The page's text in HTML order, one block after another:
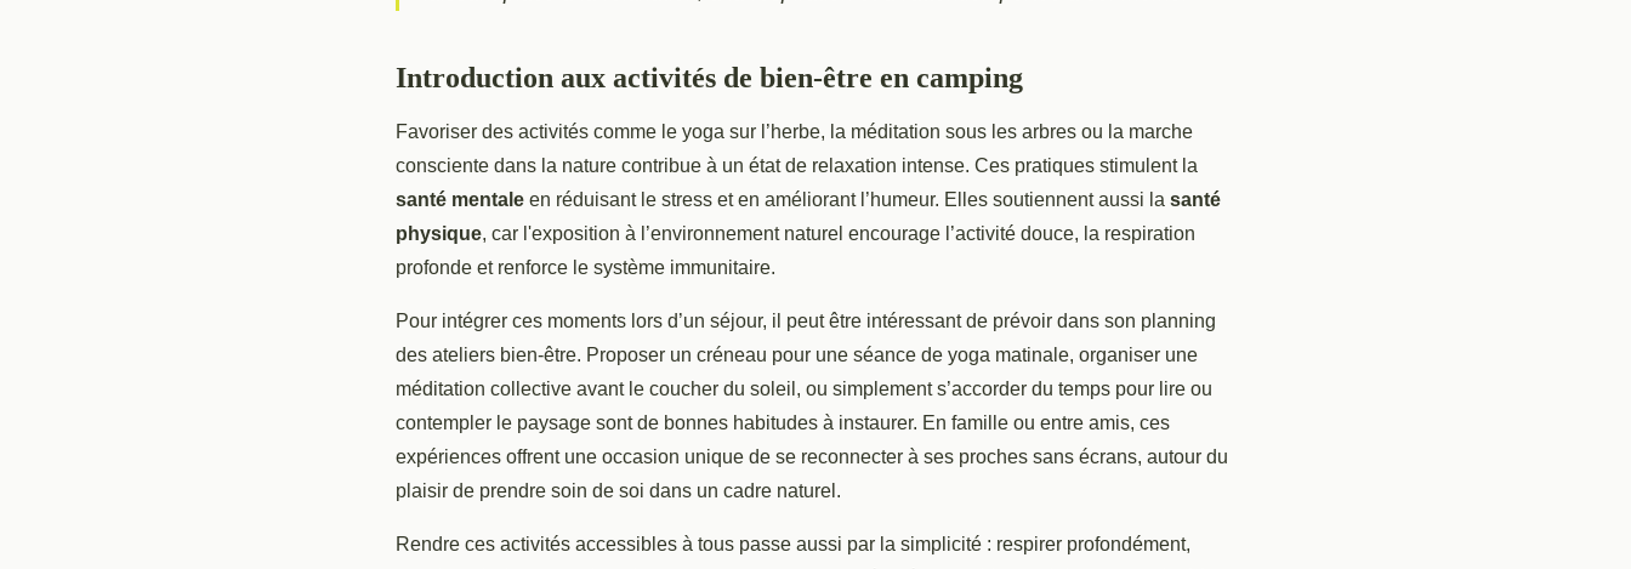
Introduction aux activités de bien-être en camping
Favoriser des activités comme le yoga sur l’herbe, la méditation sous les arbres ou la marche
consciente dans la nature contribue à un état de relaxation intense. Ces pratiques stimulent la
santé mentale en réduisant le stress et en améliorant l’humeur. Elles soutiennent aussi la santé
physique, car l'exposition à l’environnement naturel encourage l’activité douce, la respiration
profonde et renforce le système immunitaire.
Pour intégrer ces moments lors d’un séjour, il peut être intéressant de prévoir dans son planning
des ateliers bien-être. Proposer un créneau pour une séance de yoga matinale, organiser une
méditation collective avant le coucher du soleil, ou simplement s’accorder du temps pour lire ou
contempler le paysage sont de bonnes habitudes à instaurer. En famille ou entre amis, ces
expériences offrent une occasion unique de se reconnecter à ses proches sans écrans, autour du
plaisir de prendre soin de soi dans un cadre naturel.
Rendre ces activités accessibles à tous passe aussi par la simplicité : respirer profondément,